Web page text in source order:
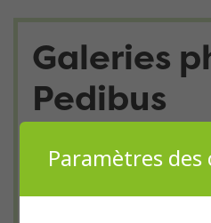
Galeries
Pedibus
images. Les galeries
dessous vous invitent
Paramètres des